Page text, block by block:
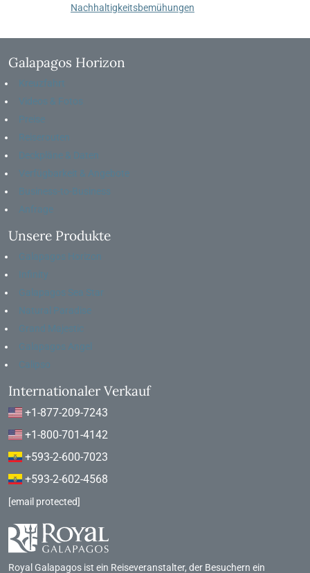
Nachhaltigkeitsbemühungen
Galapagos Horizon
Kreuzfahrt
Videos & Fotos
Preise
Reiserouten
Deckpläne & Daten
Verfügbarkeit & Angebote
Business-to-Business
Anfrage
Unsere Produkte
Galapagos Horizon
Infinity
Galapagos Sea Star
Natural Paradise
Grand Majestic
Galapagos Angel
Calipso
Internationaler Verkauf
+1-877-209-7243
+1-800-701-4142
+593-2-600-7023
+593-2-602-4568
[email protected]
Royal Galapagos ist ein Reiseveranstalter, der Besuchern ein